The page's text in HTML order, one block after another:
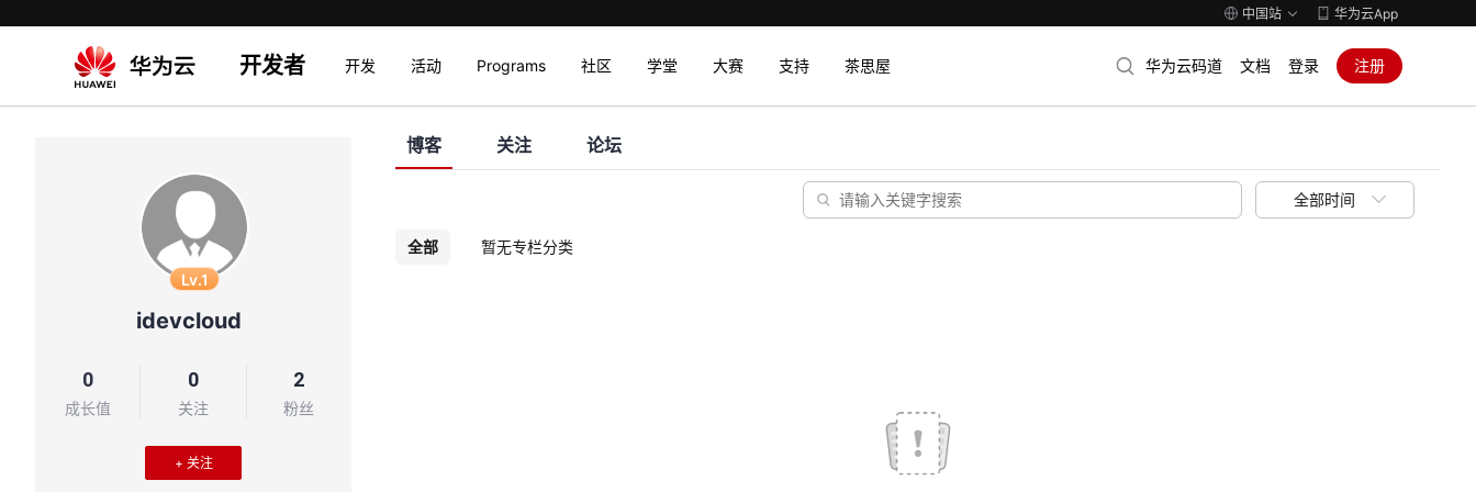
中国站 华为云App
开发者 开发 活动 Programs 社区 学堂 大赛 支持 茶思屋 华为云码道 文档 登录 注册
Lv.1
idevcloud
0
成长值
0
关注
2
粉丝
+ 关注
博客 关注 论坛
全部时间
全部 暂无专栏分类